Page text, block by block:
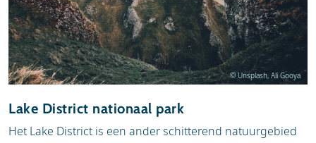
© Unsplash, Ali Gooya
Lake District nationaal park
Het Lake District is een ander schitterend natuurgebied